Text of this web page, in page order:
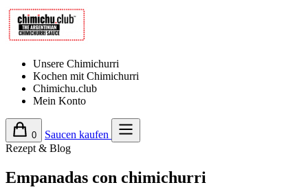
Unsere Chimichurri
Kochen mit Chimichurri
Chimichu.club
Mein Konto
0
Saucen kaufen
Rezept & Blog
Empanadas con chimichurri